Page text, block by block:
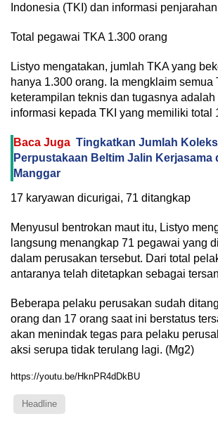
Indonesia (TKI) dan informasi
Total pegawai TKA 1.300 orang
Listyo mengatakan, jumlah TKA yang
hanya 1.300 orang. Ia mengklaim semua
keterampilan teknis dan tugasnya
informasi kepada TKI yang memiliki total
Baca Juga Tingkatkan Jumlah
Perpustakaan Beltim Jalin Kerjasama
Manggar
17 karyawan dicurigai, 71 ditangkap
Menyusul bentrokan maut itu, Listyo
langsung menangkap 71 pegawai yang
dalam perusakan tersebut. Dari total
antaranya telah ditetapkan sebagai
Beberapa pelaku perusakan sudah
orang dan 17 orang saat ini berstatus
akan menindak tegas para pelaku
aksi serupa tidak terulang lagi. (Mg2)
https://youtu.be/HknPR4dDkBU
Headline